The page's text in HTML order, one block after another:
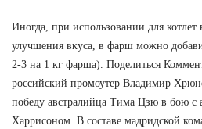
Иногда, при использовании для котлет
улучшения вкуса, в фарш можно
2-3 на 1 кг фарша). Поделиться
российский промоутер Владимир
победу австралийца Тима Цзю в бою с
Харрисоном. В составе мадридской